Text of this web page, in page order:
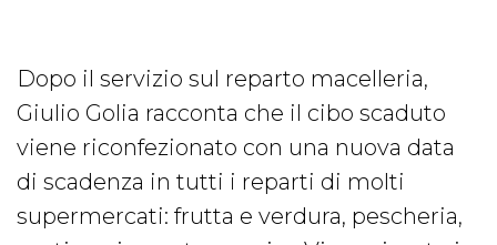
Dopo il servizio sul reparto macelleria,
Giulio Golia racconta che il cibo scaduto
viene riconfezionato con una nuova data
di scadenza in tutti i reparti di molti
supermercati: frutta e verdura, pescheria,